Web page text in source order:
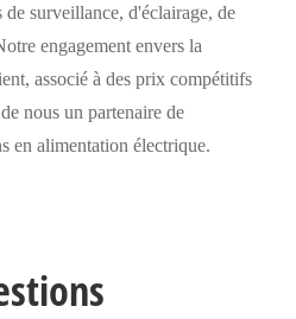
de surveillance, d'éclairage, de
engagement envers la
associé à des prix compétitifs
nous un partenaire de
en alimentation électrique.